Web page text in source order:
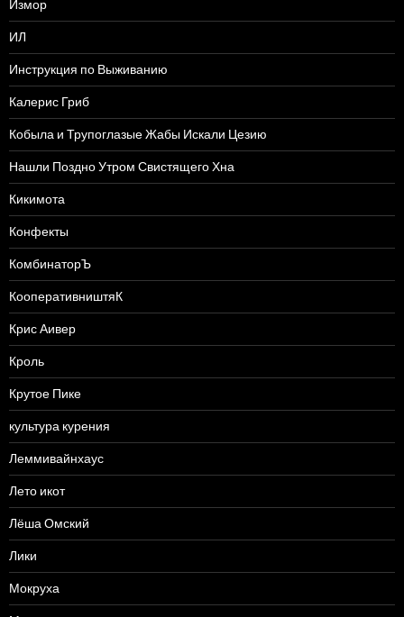
Измор
ИЛ
Инструкция по Выживанию
Калерис Гриб
Кобыла и Трупоглазые Жабы Искали Цезию
Нашли Поздно Утром Свистящего Хна
Кикимота
Конфекты
КомбинаторЪ
КооперативништяК
Крис Аивер
Кроль
Крутое Пике
культура курения
Леммивайнхаус
Лето икот
Лёша Омский
Лики
Мокруха